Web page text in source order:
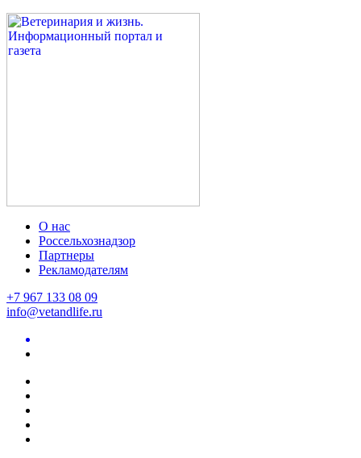
О нас
Россельхознадзор
Партнеры
Рекламодателям
+7 967 133 08 09
info@vetandlife.ru